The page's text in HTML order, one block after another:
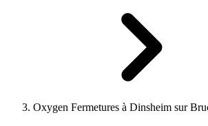
Oxygen Fermetures à Dinsheim sur